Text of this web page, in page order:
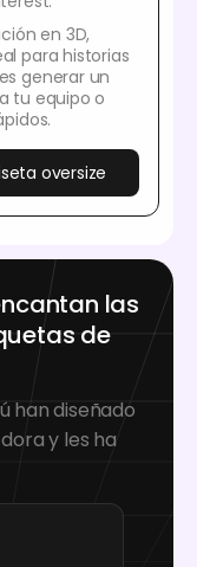
en 3D,
para historias
generar un
tu equipo o
oversize
las
de
han diseñado
y les ha